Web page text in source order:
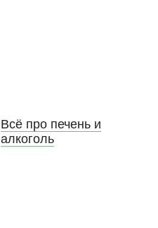
Всё про печень и
алкоголь